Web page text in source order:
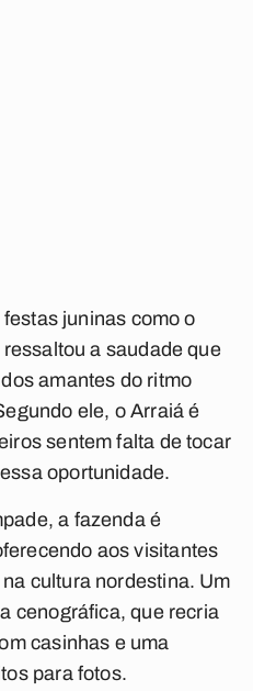
juninas como o
a saudade que
amantes do ritmo
ele, o Arraiá é
sentem falta de tocar
oportunidade.
a fazenda é
aos visitantes
cultura nordestina. Um
cenográfica, que recria
casinhas e uma
para fotos.